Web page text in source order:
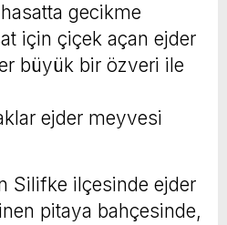
üzerine verimli bir
ve
için Başkanımız
ediyorum.
gecikme
için çiçek açan ejder
büyük bir özveri ile
ejder meyvesi
Silifke ilçesinde ejder
pitaya bahçesinde,